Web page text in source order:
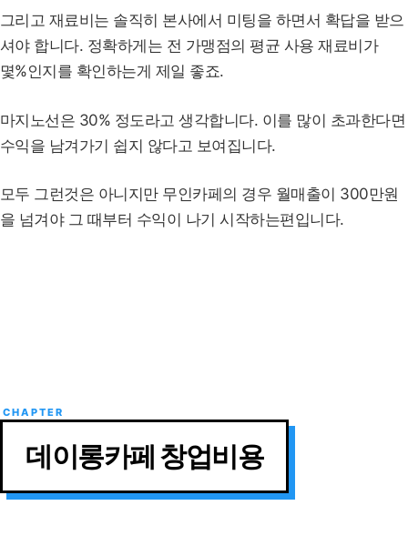
그리고 재료비는 솔직히 본사에서 미팅을 하면서 확답을 받으
셔야 합니다. 정확하게는 전 가맹점의 평균 사용 재료비가
몇%인지를 확인하는게 제일 좋죠.
마지노선은 30% 정도라고 생각합니다. 이를 많이 초과한다면
수익을 남겨가기 쉽지 않다고 보여집니다.
모두 그런것은 아니지만 무인카페의 경우 월매출이 300만원
을 넘겨야 그 때부터 수익이 나기 시작하는편입니다.
데이롱카페 창업비용